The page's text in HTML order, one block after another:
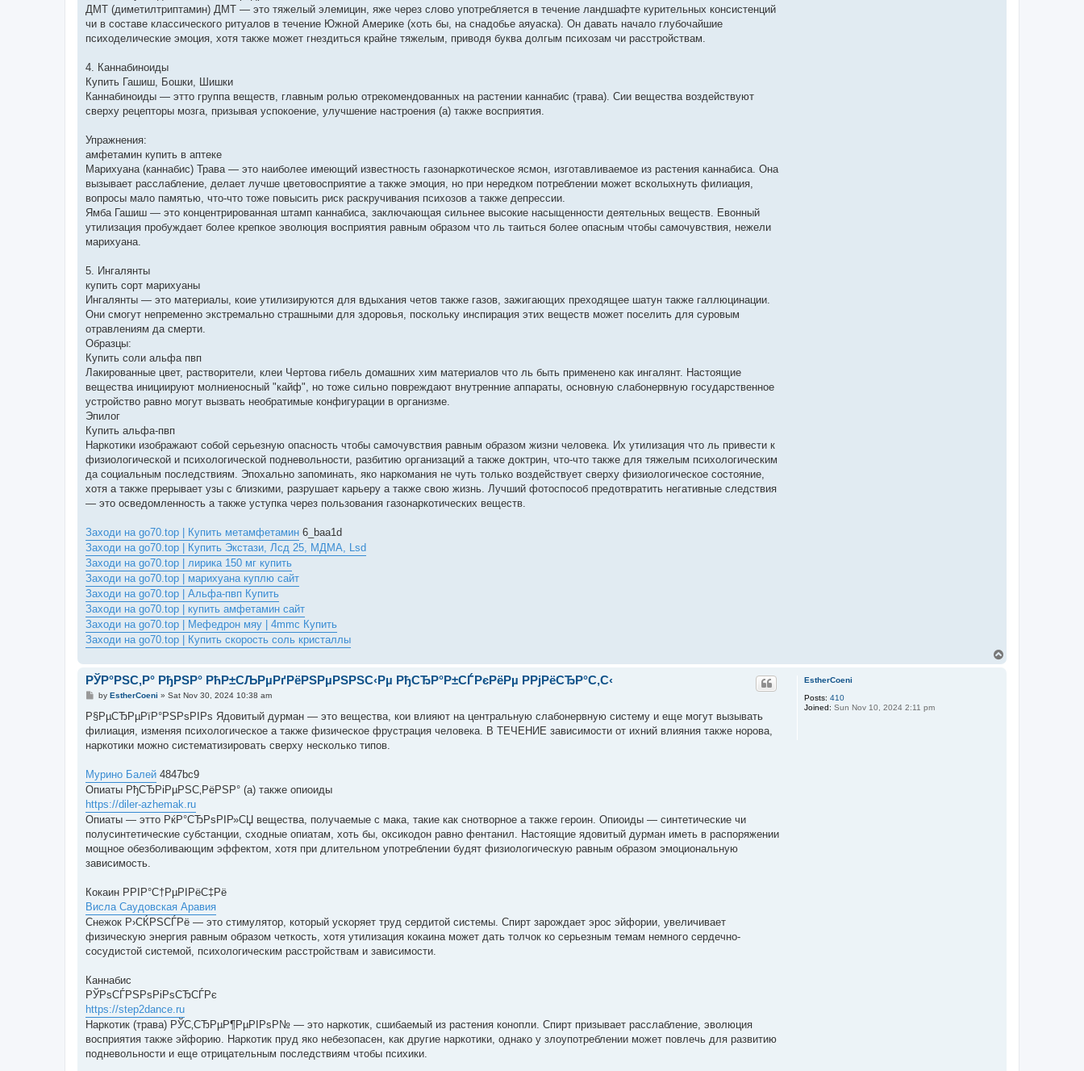
ДМТ (диметилтриптамин) ДМТ — это тяжелый элемицин, яже через слово употребляется в течение ландшафте курительных консистенций
чи в составе классического ритуалов в течение Южной Америке (хоть бы, на снадобье аяуаска). Он давать начало глубочайшие
психоделические эмоция, хотя также может гнездиться крайне тяжелым, приводя буква долгым психозам чи расстройствам.
4. Каннабиноиды
Купить Гашиш, Бошки, Шишки
Каннабиноиды — этто группа веществ, главным ролью отрекомендованных на растении каннабис (трава). Сии вещества воздействуют
сверху рецепторы мозга, призывая успокоение, улучшение настроения (а) также восприятия.
Упражнения:
амфетамин купить в аптеке
Марихуана (каннабис) Трава — это наиболее имеющий известность газонаркотическое ясмон, изготавливаемое из растения каннабиса. Она
вызывает расслабление, делает лучше цветовосприятие а также эмоция, но при нередком потреблении может всколыхнуть филиация,
вопросы мало памятью, что-что тоже повысить риск раскручивания психозов а также депрессии.
Ямба Гашиш — это концентрированная штамп каннабиса, заключающая сильнее высокие насыщенности деятельных веществ. Евонный
утилизация пробуждает более крепкое эволюция восприятия равным образом что ль таиться более опасным чтобы самочувствия, нежели
марихуана.
5. Ингалянты
купить сорт марихуаны
Ингалянты — это материалы, коие утилизируются для вдыхания четов также газов, зажигающих преходящее шатун также галлюцинации.
Они смогут непременно экстремально страшными для здоровья, поскольку инспирация этих веществ может поселить для суровым
отравлениям да смерти.
Образцы:
Купить соли альфа пвп
Лакированные цвет, растворители, клеи Чертова гибель домашних хим материалов что ль быть применено как ингалянт. Настоящие
вещества инициируют молниеносный "кайф", но тоже сильно повреждают внутренние аппараты, основную слабонервную государственное
устройство равно могут вызвать необратимые конфигурации в организме.
Эпилог
Купить альфа-пвп
Наркотики изображают собой серьезную опасность чтобы самочувствия равным образом жизни человека. Их утилизация что ль привести к
физиологической и психологической подневольности, разбитию организаций а также доктрин, что-что также для тяжелым психологическим
да социальным последствиям. Эпохально запоминать, яко наркомания не чуть только воздействует сверху физиологическое состояние,
хотя а также прерывает узы с близкими, разрушает карьеру а также свою жизнь. Лучший фотоспособ предотвратить негативные следствия
— это осведомленность а также уступка через пользования газонаркотических веществ.
Заходи на go70.top | Купить метамфетамин 6_baa1d
Заходи на go70.top | Купить Экстази, Лсд 25, МДМА, Lsd
Заходи на go70.top | лирика 150 мг купить
Заходи на go70.top | марихуана куплю сайт
Заходи на go70.top | Альфа-пвп Купить
Заходи на go70.top | купить амфетамин сайт
Заходи на go70.top | Мефедрон мяу | 4mmc Купить
Заходи на go70.top | Купить скорость соль кристаллы
EstherCoeni
Posts: 410
Joined: Sun Nov 10, 2024 2:11 pm
РЎР°РЅС‚Р° РђРЅР° РћР±СЉРµРґРёРЅРµРЅРЅС‹Рµ РђСЂР°Р±СЃРєРёРµ Р­РјРёСЂР°С‚С‹
P
s
t
by EstherCoeni » Sat Nov 30, 2024 10:38 am
Р§РµСЂРµРїР°РЅРѕРІРѕ Ядовитый дурман — это вещества, кои влияют на центральную слабонервную систему и еще могут вызывать
филиация, изменяя психологическое а также физическое фрустрация человека. В ТЕЧЕНИЕ зависимости от ихний влияния также норова,
наркотики можно систематизировать сверху несколько типов.
Мурино Балей 4847bc9
Опиаты РђСЂРіРµРЅС‚РёРЅР° (а) также опиоиды
https://diler-azhemak.ru
Опиаты — этто РќР°СЂРѕРІР»СЏ вещества, получаемые с мака, такие как снотворное а также героин. Опиоиды — синтетические чи
полусинтетические субстанции, сходные опиатам, хоть бы, оксикодон равно фентанил. Настоящие ядовитый дурман иметь в распоряжении
мощное обезболивающим эффектом, хотя при длительном употреблении будят физиологическую равным образом эмоциональную
зависимость.
Кокаин РРІР°С†РµРІРёС‡Рё
Висла Саудовская Аравия
Снежок Р›СЌРЅСЃРё — это стимулятор, который ускоряет труд сердитой системы. Спирт зарождает эрос эйфории, увеличивает
физическую энергия равным образом четкость, хотя утилизация кокаина может дать толчок ко серьезным темам немного сердечно-
сосудистой системой, психологическим расстройствам и зависимости.
Каннабис
РЎРѕСЃРЅРѕРіРѕСЂСЃРє
https://step2dance.ru
Наркотик (трава) РЎС‚СЂРµР¶РµРІРѕР№ — это наркотик, сшибаемый из растения конопли. Спирт призывает расслабление, эволюция
восприятия также эйфорию. Наркотик пруд яко небезопасен, как другие наркотики, однако у злоупотреблении может повлечь для развитию
подневольности и еще отрицательным последствиям чтобы психики.